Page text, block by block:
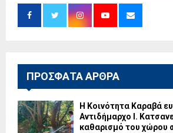
ΠΡΟΣΦΑΤΑ ΑΡΘΡΑ
Η Κοινότητα Καραβά
Αντιδήμαρχο Ι.
καθαρισμό του χώρου